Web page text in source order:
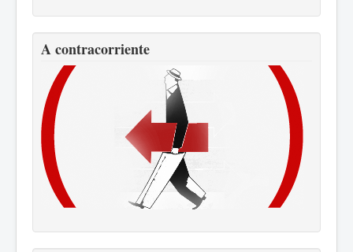
A contracorriente